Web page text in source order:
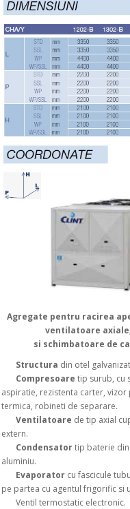
Agregate pentru racirea
ventilatoare
si schimbatoare de
Structura din otel
Compresoare tip surub, cu
aspiratie, rezistenta carter,
termica, robineti de separare.
Ventilatoare de tip axial
extern.
Condensatortip baterie
aluminiu.
Evaporator cu fascicule
pe partea cu agentul frigorific si
Ventil termostatic electronic.